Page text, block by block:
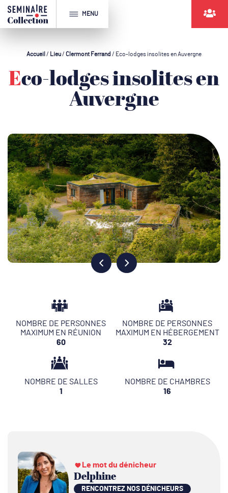
MENU
Accueil / Lieu/ Clermont Ferrand / Eco-lodges insolites en Auvergne
Eco-lodges insolites en
Auvergne
NOMBRE DE PERSONNES
MAXIMUM EN RÉUNION
60
NOMBRE DE PERSONNES
MAXIMUM EN HÉBERGEMENT
32
NOMBRE DE SALLES
1
NOMBRE DE CHAMBRES
16
Le mot du dénicheur
Delphine
RENCONTREZ NOS DÉNICHEURS